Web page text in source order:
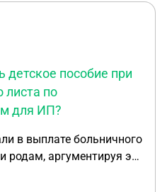
пособие при
листа по
для ИП?
в выплате больничного
родам, аргументируя это
05.12.24 по 09.05.25, а